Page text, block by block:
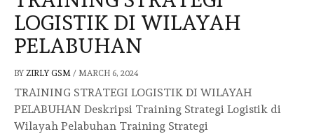
LOGISTIK DI WILAYAH
PELABUHAN
BY ZIRLY GSM / MARCH 6, 2024
TRAINING STRATEGI LOGISTIK DI WILAYAH
PELABUHAN Deskripsi Training Strategi Logistik di
Wilayah Pelabuhan Training Strategi